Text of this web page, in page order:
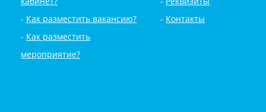
Как разместить вакансию?
Как разместить
мероприятие?
Контакты